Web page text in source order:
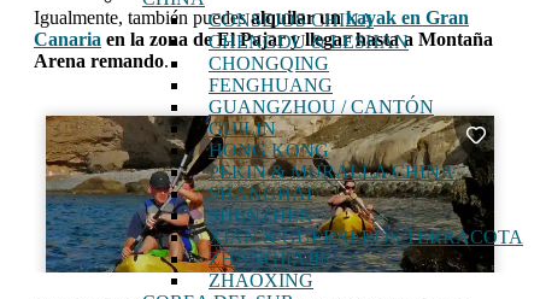
CONSEJOS CHINA
CHENGDU & LESHAN
CHONGQING
FENGHUANG
GUANGZHOU / CANTÓN
GUILIN
HONG KONG
PEKIN & MURALLA CHINA
SHANGHAI
SHENZHEN
XIAN & GUERREROS TERRACOTA
ZHANGJIAJIE
ZHAOXING
Igualmente, también puedesalquilar unkayak en Gran
Canaria en la zona de El Pajar y llegar hasta a Montaña
Arena remando.